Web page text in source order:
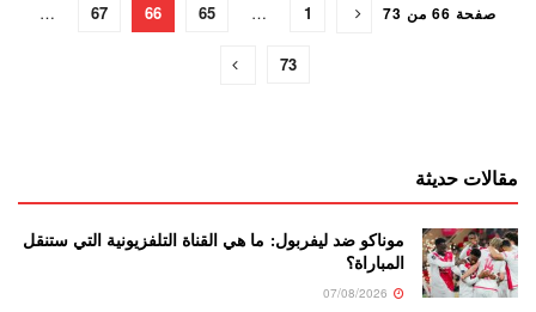
صفحة 66 من 73 1
…
65
66
67
…
73
مقالات حديثة
موناكو ضد ليفربول: ما هي القناة التلفزيونية التي ستنقل
المباراة؟